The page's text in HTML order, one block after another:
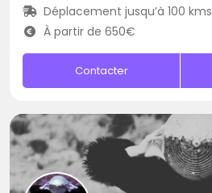
Déplacement jusqu’à 100 kms
À partir de 650€
Contacter